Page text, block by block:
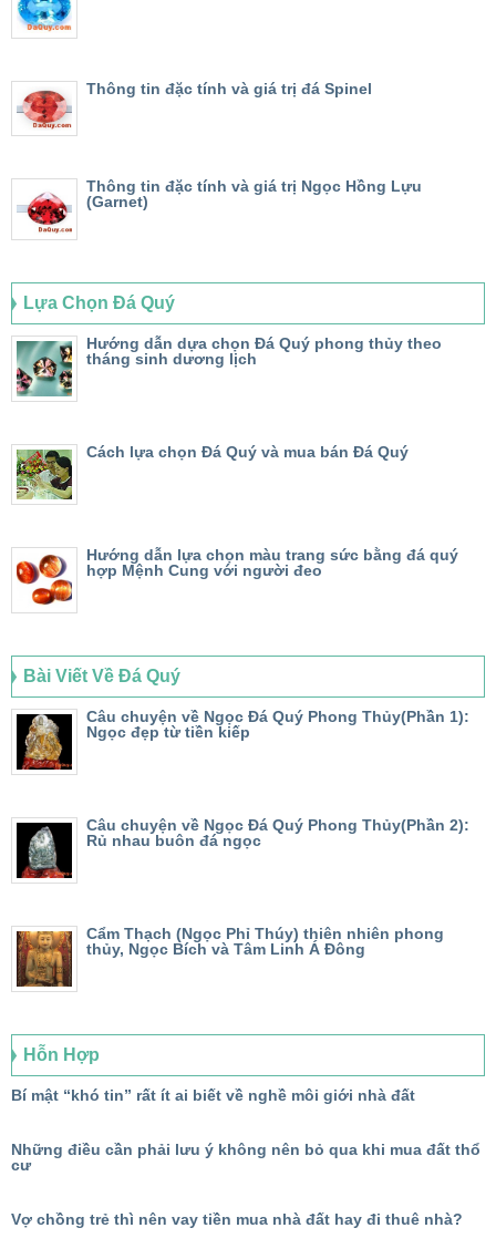
Thông tin đặc tính và giá trị đá Spinel
Thông tin đặc tính và giá trị Ngọc Hồng Lựu
(Garnet)
Lựa Chọn Đá Quý
Hướng dẫn dựa chọn Đá Quý phong thủy theo
tháng sinh dương lịch
Cách lựa chọn Đá Quý và mua bán Đá Quý
Hướng dẫn lựa chọn màu trang sức bằng đá quý
hợp Mệnh Cung với người đeo
Bài Viết Về Đá Quý
Câu chuyện về Ngọc Đá Quý Phong Thủy(Phần 1):
Ngọc đẹp từ tiền kiếp
Câu chuyện về Ngọc Đá Quý Phong Thủy(Phần 2):
Rủ nhau buôn đá ngọc
Cẩm Thạch (Ngọc Phỉ Thúy) thiên nhiên phong
thủy, Ngọc Bích và Tâm Linh Á Đông
Hỗn Hợp
Bí mật “khó tin” rất ít ai biết về nghề môi giới nhà đất
Những điều cần phải lưu ý không nên bỏ qua khi mua đất thổ
cư
Vợ chồng trẻ thì nên vay tiền mua nhà đất hay đi thuê nhà?